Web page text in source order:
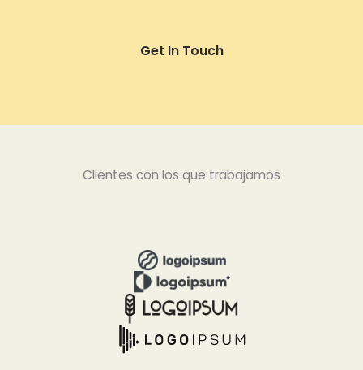
Get In Touch
Clientes con los que trabajamos